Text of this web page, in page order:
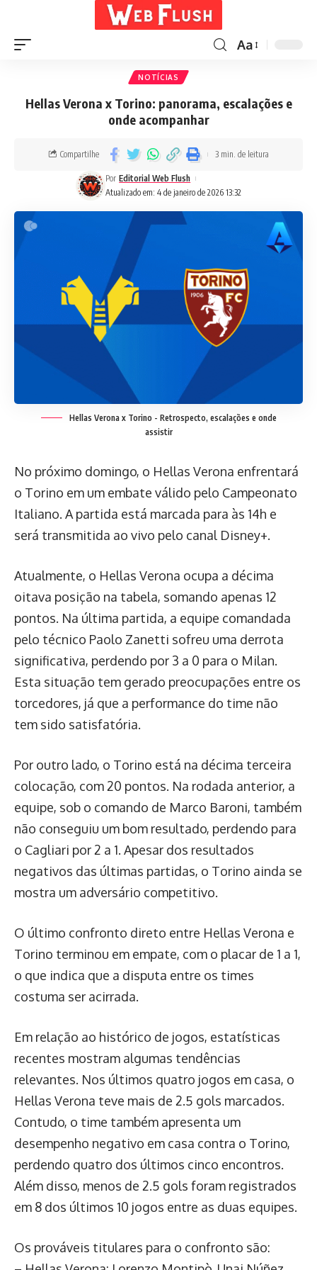
Aa
NOTÍCIAS
Hellas Verona x Torino: panorama, escalações e
onde acompanhar
Atualizado em: 4 de janeiro de 2026 13:32
Por Editorial Web Flush
Compartilhe 3 min. de leitura
Hellas Verona x Torino - Retrospecto, escalações e onde
assistir
No próximo domingo, o Hellas Verona enfrentará
o Torino em um embate válido pelo Campeonato
Italiano. A partida está marcada para às 14h e
será transmitida ao vivo pelo canal Disney+.
Atualmente, o Hellas Verona ocupa a décima
oitava posição na tabela, somando apenas 12
pontos. Na última partida, a equipe comandada
pelo técnico Paolo Zanetti sofreu uma derrota
significativa, perdendo por 3 a 0 para o Milan.
Esta situação tem gerado preocupações entre os
torcedores, já que a performance do time não
tem sido satisfatória.
Por outro lado, o Torino está na décima terceira
colocação, com 20 pontos. Na rodada anterior, a
equipe, sob o comando de Marco Baroni, também
não conseguiu um bom resultado, perdendo para
o Cagliari por 2 a 1. Apesar dos resultados
negativos das últimas partidas, o Torino ainda se
mostra um adversário competitivo.
O último confronto direto entre Hellas Verona e
Torino terminou em empate, com o placar de 1 a 1,
o que indica que a disputa entre os times
costuma ser acirrada.
Em relação ao histórico de jogos, estatísticas
recentes mostram algumas tendências
relevantes. Nos últimos quatro jogos em casa, o
Hellas Verona teve mais de 2.5 gols marcados.
Contudo, o time também apresenta um
desempenho negativo em casa contra o Torino,
perdendo quatro dos últimos cinco encontros.
Além disso, menos de 2.5 gols foram registrados
em 8 dos últimos 10 jogos entre as duas equipes.
Os prováveis titulares para o confronto são: